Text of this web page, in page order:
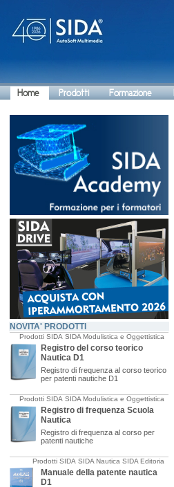
Home Prodotti Formazione
NOVITA' PRODOTTI
Prodotti SIDA SIDA Modulistica e Oggettistica
Registro del corso teorico
Nautica D1
Registro di frequenza al corso teorico
per patenti nautiche D1
Prodotti SIDA SIDA Modulistica e Oggettistica
Registro di frequenza Scuola
Nautica
Registro di frequenza al corso per
patenti nautiche
Prodotti SIDA SIDA Nautica SIDA Editoria
Manuale della patente nautica
D1